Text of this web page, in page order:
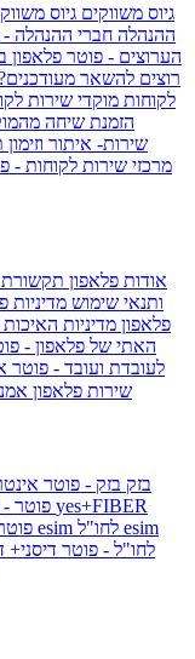
גיוס משווקים גיוס
ההנהלה חברי ההנהלה -
הערוצים - פוטר פלאפון
רוצים להשאר
לקוחות מוקדי שירות
הזמנת שיחה
שירות- איתור
מרכזי שירות לקוחות -
אודות פלאפון תקשורת
ותנאי שימוש מדיניות
פלאפון מדיניות
האתי של פלאפון -
לעובדת ועובד - פוטר
שירות פלאפון
בזק בזק - פוטר
yes+FIBER
esim
לחו"ל - פוטר דיסני+